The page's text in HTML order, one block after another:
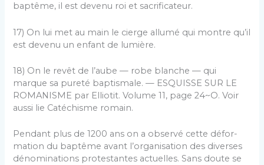
baptême, il est devenu roi et sacrificateur.
17) On lui met au main le cierge allumé qui montre qu’il
est devenu un enfant de lumière.
18) On le revêt de l’aube — robe blanche — qui
marque sa pureté baptismale. — ESQUISSE SUR LE
ROMANISME par Elliotit. Volume 11, page 24~O. Voir
aussi lie Catéchisme romain.
Pendant plus de 1200 ans on a observé cette défor­
mation du baptême avant l’organisation des diverses
dé­nominations protestantes actuelles. Sans doute se